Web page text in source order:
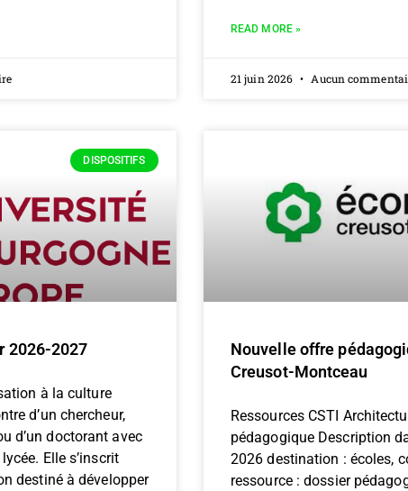
READ MORE »
21 juin 2026 Aucun
DISPOSITIFS
2026-2027
à la culture
d’un chercheur,
d’un doctorant avec
Elle s’inscrit
destiné à développer
Nouvelle offre
Creusot-Montceau
Ressources CSTI
pédagogique Description
2026 destination : écoles,
ressource : dossier